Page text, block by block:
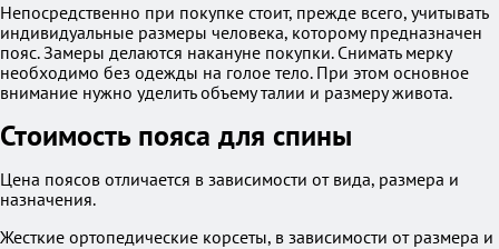
Непосредственно при покупке стоит, прежде всего, учитывать
индивидуальные размеры человека, которому предназначен
пояс. Замеры делаются накануне покупки. Снимать мерку
необходимо без одежды на голое тело. При этом основное
внимание нужно уделить объему талии и размеру живота.
Стоимость пояса для спины
Цена поясов отличается в зависимости от вида, размера и
назначения.
Жесткие ортопедические корсеты, в зависимости от размера и